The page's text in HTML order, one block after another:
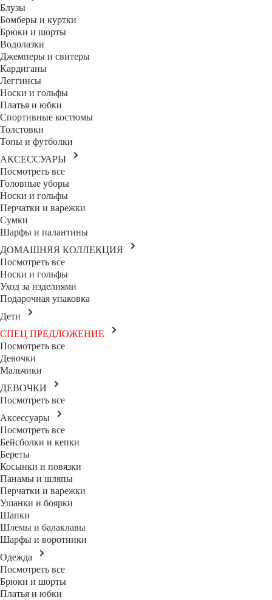
Блузы
Бомберы и куртки
Брюки и шорты
Водолазки
Джемперы и свитеры
Кардиганы
Леггинсы
Носки и гольфы
Платья и юбки
Спортивные костюмы
Толстовки
Топы и футболки
АКСЕССУАРЫ
Посмотреть все
Головные уборы
Носки и гольфы
Перчатки и варежки
Сумки
Шарфы и палантины
ДОМАШНЯЯ КОЛЛЕКЦИЯ
Посмотреть все
Носки и гольфы
Уход за изделиями
Подарочная упаковка
Дети
СПЕЦ ПРЕДЛОЖЕНИЕ
Посмотреть все
Девочки
Мальчики
ДЕВОЧКИ
Посмотреть все
Аксессуары
Посмотреть все
Бейсболки и кепки
Береты
Косынки и повязки
Панамы и шляпы
Перчатки и варежки
Ушанки и боярки
Шапки
Шлемы и балаклавы
Шарфы и воротники
Одежда
Посмотреть все
Брюки и шорты
Платья и юбки